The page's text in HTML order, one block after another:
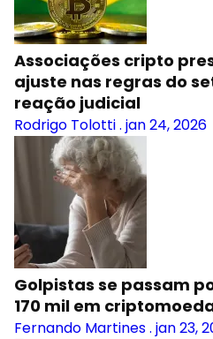
Associações cripto
ajuste nas regras do
reação judicial
Rodrigo Tolotti. jan 24, 2026
Golpistas se passam
170 mil em
Fernando Martines. jan 23,